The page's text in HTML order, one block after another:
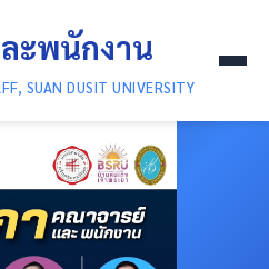
ะพนักงาน
SUAN DUSIT UNIVERSITY
ประชุม / อบรม / สัมมนา